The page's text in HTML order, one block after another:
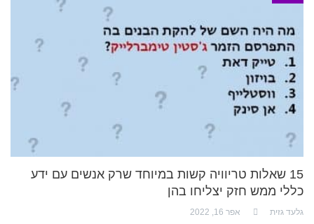
15 שאלות טריוויה קשות במיוחד שרק אנשים עם ידע
כללי ממש חזק יצליחו בהן
גלעד גזית אפר 16, 2022